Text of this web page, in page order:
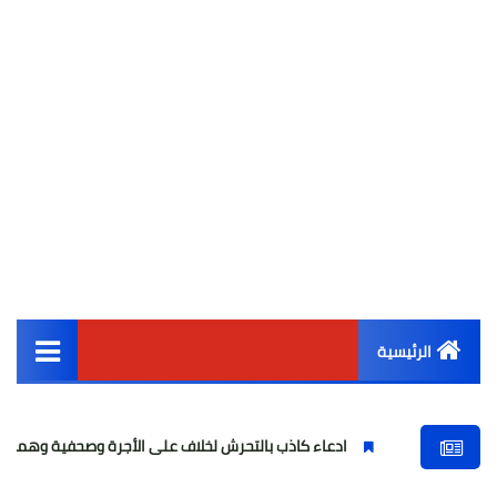
الرئيسية
أخبار مصر
ادعاء كاذب بالتحرش لخلاف على الأجرة وصحفية وهمية فتاة